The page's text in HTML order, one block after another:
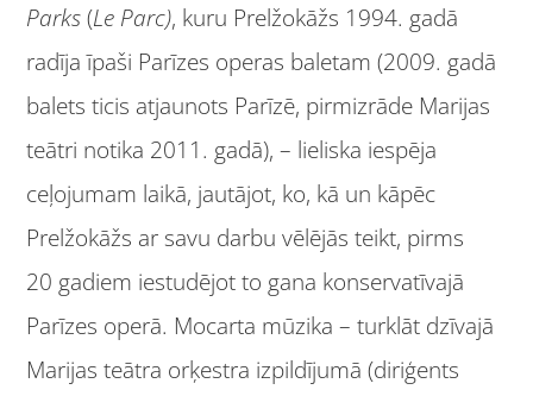
Parks(Le Parc), kuru Prelžokāžs 1994. gadā
radīja īpaši Parīzes operas baletam (2009. gadā
balets ticis atjaunots Parīzē, pirmizrāde Marijas
teātri notika 2011. gadā), – lieliska iespēja
ceļojumam laikā, jautājot, ko, kā un kāpēc
Prelžokāžs ar savu darbu vēlējās teikt, pirms
20 gadiem iestudējot to gana konservatīvajā
Parīzes operā. Mocarta mūzika – turklāt dzīvajā
Marijas teātra orķestra izpildījumā (diriģents